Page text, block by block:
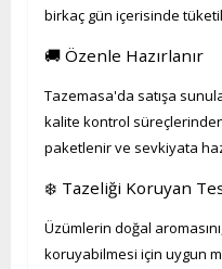
birkaç gün içerisinde
🚚 Özenle Hazırlanır
Tazemasa'da satışa
kalite kontrol
paketlenir ve sevkiyata
❄️ Tazeliği Koruyan
Üzümlerin doğal
koruyabilmesi için uygun